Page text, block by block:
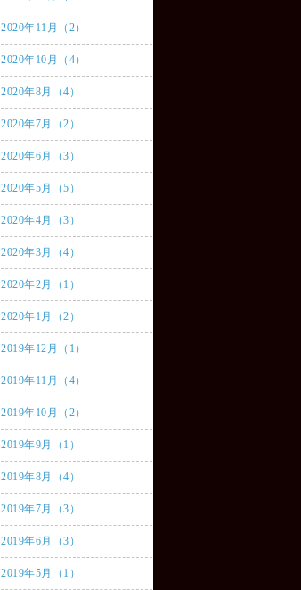
2020年11月（2）
2020年10月（4）
2020年8月（4）
2020年7月（2）
2020年6月（3）
2020年5月（5）
2020年4月（3）
2020年3月（4）
2020年2月（1）
2020年1月（2）
2019年12月（1）
2019年11月（4）
2019年10月（2）
2019年9月（1）
2019年8月（4）
2019年7月（3）
2019年6月（3）
2019年5月（1）